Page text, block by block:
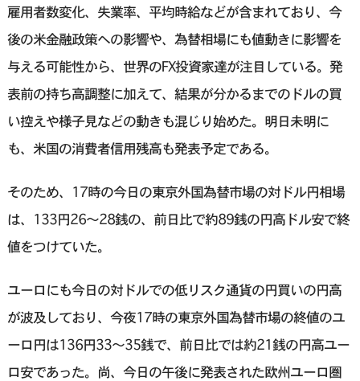
雇用者数変化、失業率、平均時給などが含まれており、今
後の米金融政策への影響や、為替相場にも値動きに影響を
与える可能性から、世界のFX投資家達が注目している。発
表前の持ち高調整に加えて、結果が分かるまでのドルの買
い控えや様子見などの動きも混じり始めた。明日未明に
も、米国の消費者信用残高も発表予定である。
そのため、17時の今日の東京外国為替市場の対ドル円相場
は、133円26～28銭の、前日比で約89銭の円高ドル安で終
値をつけていた。
ユーロにも今日の対ドルでの低リスク通貨の円買いの円高
が波及しており、今夜17時の東京外国為替市場の終値のユ
ーロ円は136円33～35銭で、前日比では約21銭の円高ユー
ロ安であった。尚、今日の午後に発表された欧州ユーロ圏